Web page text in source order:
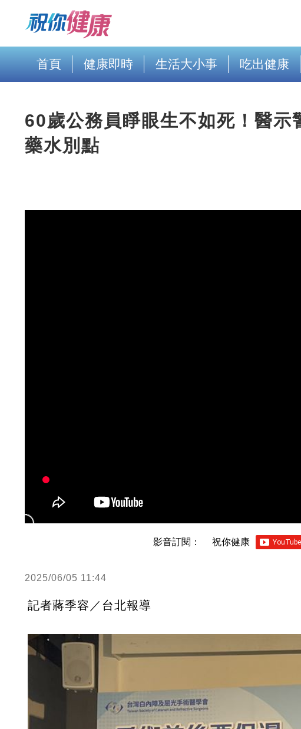
首頁 健康即時 生活大小事 吃出健康
60歲公務員睜眼生不如死！醫
藥水別點
影音訂閱： 祝你健康
2025/06/05 11:44
記者蔣季容／台北報導